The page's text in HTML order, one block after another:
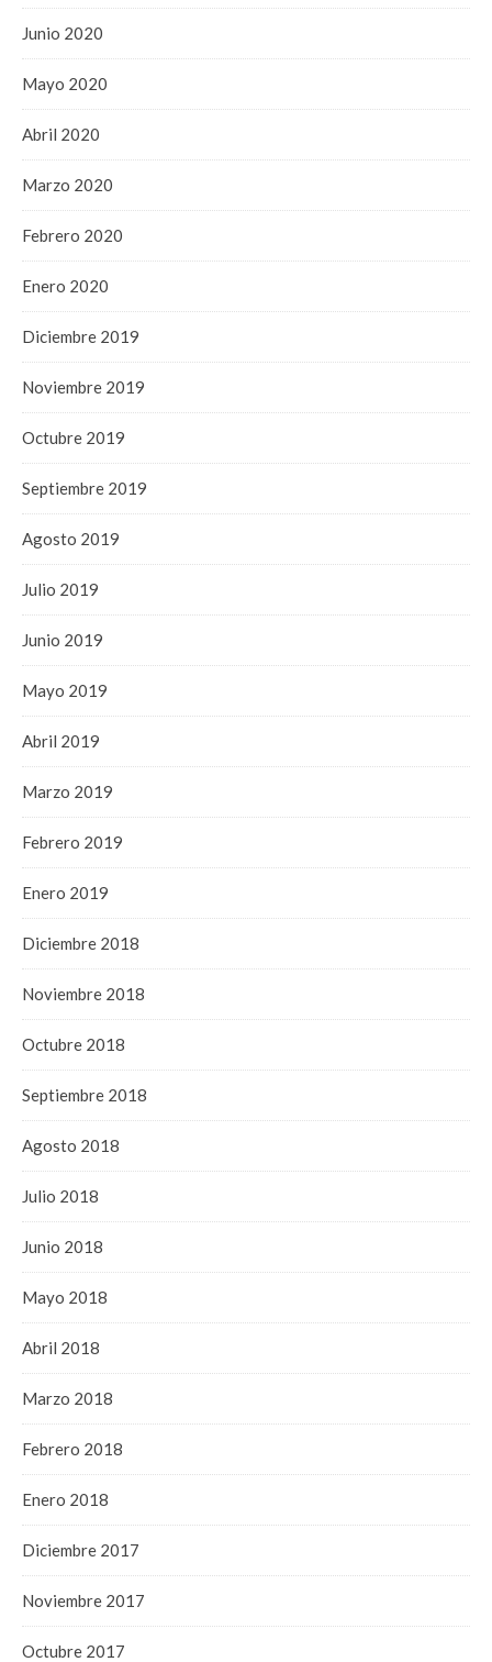
Junio 2020
Mayo 2020
Abril 2020
Marzo 2020
Febrero 2020
Enero 2020
Diciembre 2019
Noviembre 2019
Octubre 2019
Septiembre 2019
Agosto 2019
Julio 2019
Junio 2019
Mayo 2019
Abril 2019
Marzo 2019
Febrero 2019
Enero 2019
Diciembre 2018
Noviembre 2018
Octubre 2018
Septiembre 2018
Agosto 2018
Julio 2018
Junio 2018
Mayo 2018
Abril 2018
Marzo 2018
Febrero 2018
Enero 2018
Diciembre 2017
Noviembre 2017
Octubre 2017